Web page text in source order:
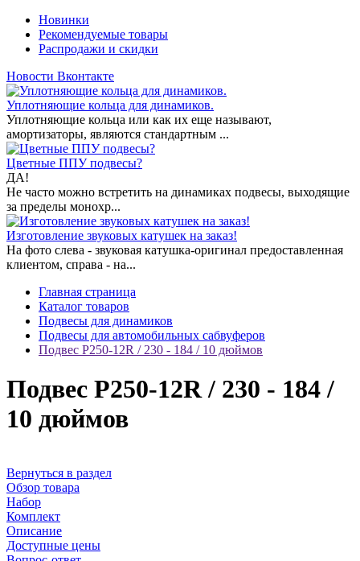
Новинки
Рекомендуемые товары
Распродажи и скидки
Новости Вконтакте
Уплотняющие кольца для динамиков.
Уплотняющие кольца или как их еще называют,
амортизаторы, являются стандартным ...
Цветные ППУ подвесы?
ДА!
Не часто можно встретить на динамиках подвесы, выходящие
за пределы монохр...
Изготовление звуковых катушек на заказ!
На фото слева - звуковая катушка-оригинал предоставленная
клиентом, справа - на...
Главная страница
Каталог товаров
Подвесы для динамиков
Подвесы для автомобильных сабвуферов
Подвес Р250-12R / 230 - 184 / 10 дюймов
Подвес Р250-12R / 230 - 184 /
10 дюймов
Вернуться в раздел
Обзор товара
Набор
Комплект
Описание
Доступные цены